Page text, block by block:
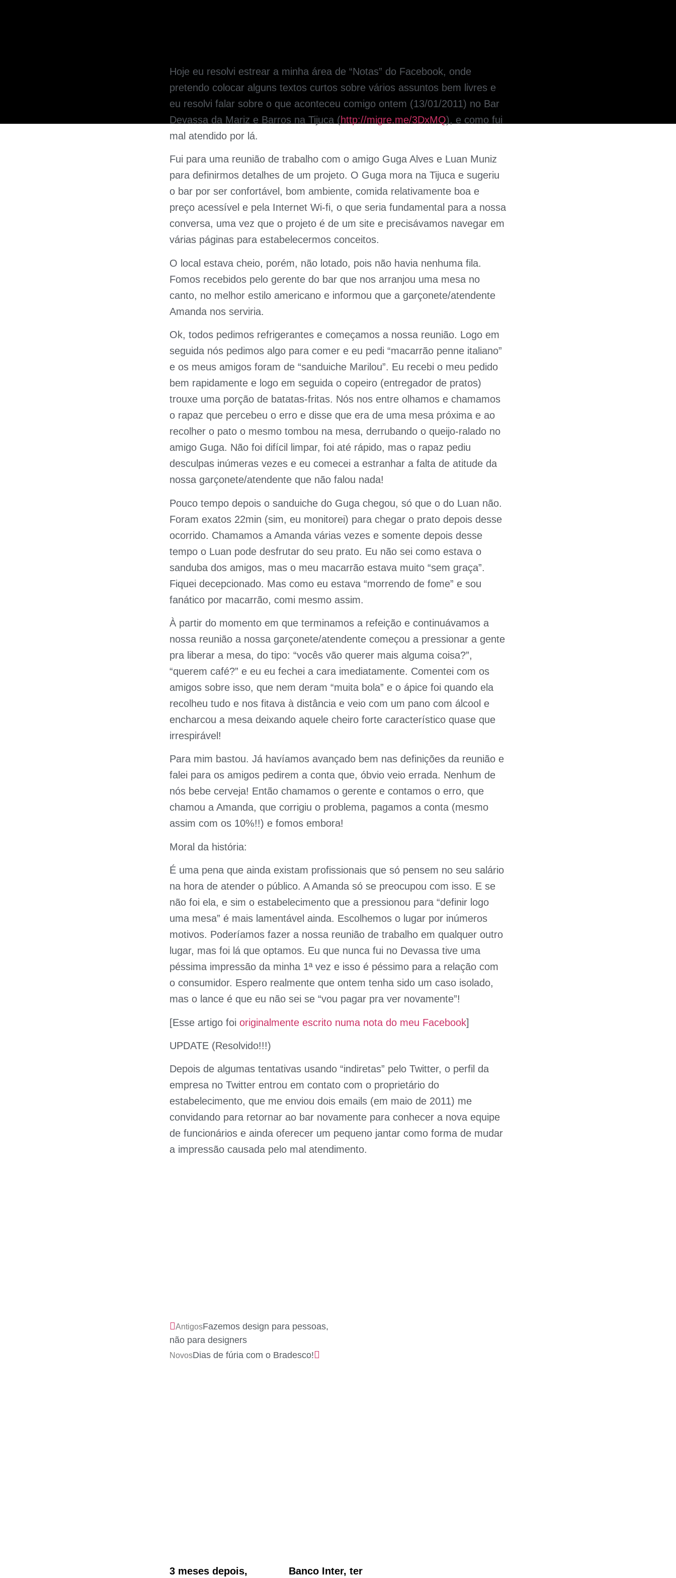
Hoje eu resolvi estrear a minha área de “Notas” do Facebook, onde
pretendo colocar alguns textos curtos sobre vários assuntos bem livres e
eu resolvi falar sobre o que aconteceu comigo ontem (13/01/2011) no Bar
Devassa da Mariz e Barros na Tijuca (http://migre.me/3DxMQ), e como fui
mal atendido por lá.
Fui para uma reunião de trabalho com o amigo Guga Alves e Luan Muniz
para definirmos detalhes de um projeto. O Guga mora na Tijuca e sugeriu
o bar por ser confortável, bom ambiente, comida relativamente boa e
preço acessível e pela Internet Wi-fi, o que seria fundamental para a nossa
conversa, uma vez que o projeto é de um site e precisávamos navegar em
várias páginas para estabelecermos conceitos.
O local estava cheio, porém, não lotado, pois não havia nenhuma fila.
Fomos recebidos pelo gerente do bar que nos arranjou uma mesa no
canto, no melhor estilo americano e informou que a garçonete/atendente
Amanda nos serviria.
Ok, todos pedimos refrigerantes e começamos a nossa reunião. Logo em
seguida nós pedimos algo para comer e eu pedi “macarrão penne italiano”
e os meus amigos foram de “sanduiche Marilou”. Eu recebi o meu pedido
bem rapidamente e logo em seguida o copeiro (entregador de pratos)
trouxe uma porção de batatas-fritas. Nós nos entre olhamos e chamamos
o rapaz que percebeu o erro e disse que era de uma mesa próxima e ao
recolher o pato o mesmo tombou na mesa, derrubando o queijo-ralado no
amigo Guga. Não foi difícil limpar, foi até rápido, mas o rapaz pediu
desculpas inúmeras vezes e eu comecei a estranhar a falta de atitude da
nossa garçonete/atendente que não falou nada!
Pouco tempo depois o sanduiche do Guga chegou, só que o do Luan não.
Foram exatos 22min (sim, eu monitorei) para chegar o prato depois desse
ocorrido. Chamamos a Amanda várias vezes e somente depois desse
tempo o Luan pode desfrutar do seu prato. Eu não sei como estava o
sanduba dos amigos, mas o meu macarrão estava muito “sem graça”.
Fiquei decepcionado. Mas como eu estava “morrendo de fome” e sou
fanático por macarrão, comi mesmo assim.
À partir do momento em que terminamos a refeição e continuávamos a
nossa reunião a nossa garçonete/atendente começou a pressionar a gente
pra liberar a mesa, do tipo: “vocês vão querer mais alguma coisa?”,
“querem café?” e eu eu fechei a cara imediatamente. Comentei com os
amigos sobre isso, que nem deram “muita bola” e o ápice foi quando ela
recolheu tudo e nos fitava à distância e veio com um pano com álcool e
encharcou a mesa deixando aquele cheiro forte característico quase que
irrespirável!
Para mim bastou. Já havíamos avançado bem nas definições da reunião e
falei para os amigos pedirem a conta que, óbvio veio errada. Nenhum de
nós bebe cerveja! Então chamamos o gerente e contamos o erro, que
chamou a Amanda, que corrigiu o problema, pagamos a conta (mesmo
assim com os 10%!!) e fomos embora!
Moral da história:
É uma pena que ainda existam profissionais que só pensem no seu salário
na hora de atender o público. A Amanda só se preocupou com isso. E se
não foi ela, e sim o estabelecimento que a pressionou para “definir logo
uma mesa” é mais lamentável ainda. Escolhemos o lugar por inúmeros
motivos. Poderíamos fazer a nossa reunião de trabalho em qualquer outro
lugar, mas foi lá que optamos. Eu que nunca fui no Devassa tive uma
péssima impressão da minha 1ª vez e isso é péssimo para a relação com
o consumidor. Espero realmente que ontem tenha sido um caso isolado,
mas o lance é que eu não sei se “vou pagar pra ver novamente”!
[Esse artigo foi originalmente escrito numa nota do meu Facebook]
UPDATE (Resolvido!!!)
Depois de algumas tentativas usando “indiretas” pelo Twitter, o perfil da
empresa no Twitter entrou em contato com o proprietário do
estabelecimento, que me enviou dois emails (em maio de 2011) me
convidando para retornar ao bar novamente para conhecer a nova equipe
de funcionários e ainda oferecer um pequeno jantar como forma de mudar
a impressão causada pelo mal atendimento.
AntigosFazemos design para pessoas,
não para designers
NovosDias de fúria com o Bradesco!
3 meses depois,
Banco Inter, ter